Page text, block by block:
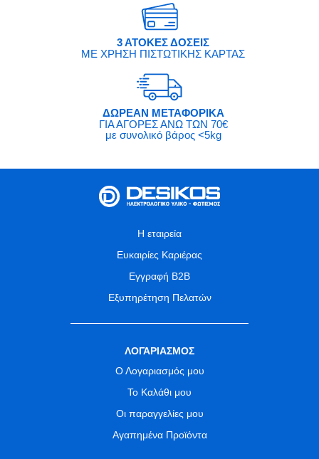
3 ΑΤΟΚΕΣ ΔΟΣΕΙΣ
ΜΕ ΧΡΗΣΗ ΠΙΣΤΩΤΙΚΗΣ ΚΑΡΤΑΣ
ΔΩΡΕΑΝ ΜΕΤΑΦΟΡΙΚΑ
ΓΙΑ ΑΓΟΡΕΣ ΑΝΩ ΤΩΝ 70€
με συνολικό βάρος <5kg
Η εταιρεία
Ευκαιρίες Καριέρας
Εγγραφή B2B
Εξυπηρέτηση Πελατών
ΛΟΓΑΡΙΑΣΜΟΣ
Ο Λογαριασμός μου
Το Καλάθι μου
Οι παραγγελίες μου
Αγαπημένα Προϊόντα